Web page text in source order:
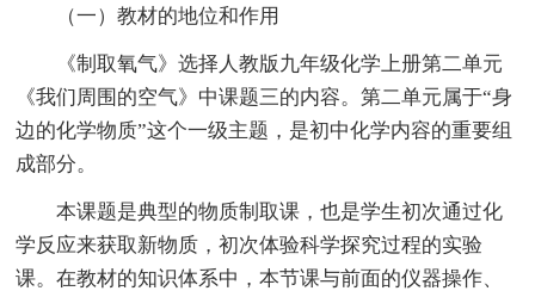
（一）教材的地位和作用
《制取氧气》选择人教版九年级化学上册第二单元
《我们周围的空气》中课题三的内容。第二单元属于“身
边的化学物质”这个一级主题，是初中化学内容的重要组
成部分。
本课题是典型的物质制取课，也是学生初次通过化
学反应来获取新物质，初次体验科学探究过程的实验
课。在教材的知识体系中，本节课与前面的仪器操作、